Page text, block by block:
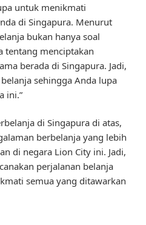
untuk menikmati
di Singapura. Menurut
bukan hanya soal
tentang menciptakan
berada di Singapura. Jadi,
sehingga Anda lupa
ini.”
di Singapura di atas,
berbelanja yang lebih
di negara Lion City ini. Jadi,
perjalanan belanja
semua yang ditawarkan